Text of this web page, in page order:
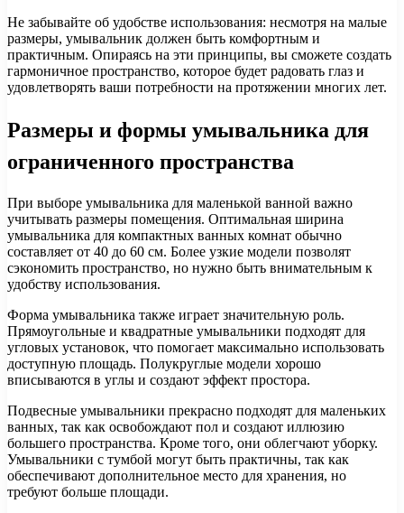
Не забывайте об удобстве использования: несмотря на малые
размеры, умывальник должен быть комфортным и
практичным. Опираясь на эти принципы, вы сможете создать
гармоничное пространство, которое будет радовать глаз и
удовлетворять ваши потребности на протяжении многих лет.
Размеры и формы умывальника для
ограниченного пространства
При выборе умывальника для маленькой ванной важно
учитывать размеры помещения. Оптимальная ширина
умывальника для компактных ванных комнат обычно
составляет от 40 до 60 см. Более узкие модели позволят
сэкономить пространство, но нужно быть внимательным к
удобству использования.
Форма умывальника также играет значительную роль.
Прямоугольные и квадратные умывальники подходят для
угловых установок, что помогает максимально использовать
доступную площадь. Полукруглые модели хорошо
вписываются в углы и создают эффект простора.
Подвесные умывальники прекрасно подходят для маленьких
ванных, так как освобождают пол и создают иллюзию
большего пространства. Кроме того, они облегчают уборку.
Умывальники с тумбой могут быть практичны, так как
обеспечивают дополнительное место для хранения, но
требуют больше площади.